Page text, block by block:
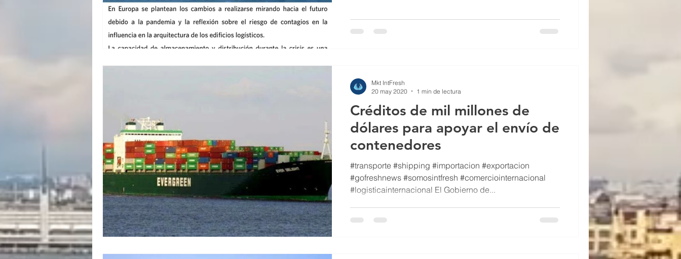
Créditos de mil millones de
dólares para apoyar el envío de
contenedores
#transporte #shipping #importacion #exportacion
#gofreshnews #somosintfresh #comerciointernacional
#logisticainternacional El Gobierno de...
Mkt IntFresh
20 may 2020
1 min de lectura